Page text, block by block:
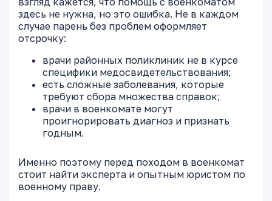
здесь не нужна, но это ошибка. Не в каждом
случае парень без проблем оформляет
отсрочку:
врачи районных поликлиник не в курсе
специфики медосвидетельствования;
есть сложные заболевания, которые
требуют сбора множества справок;
врачи в военкомате могут
проигнорировать диагноз и признать
годным.
Именно поэтому перед походом в военкомат
стоит найти эксперта и опытным юристом по
военному праву.